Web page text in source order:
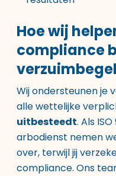
Hoe wij
compliance
Wij ondersteunen je
alle wettelijke
uitbesteedt. Als
arbodienst nemen
over, terwijl jij
compliance. Ons